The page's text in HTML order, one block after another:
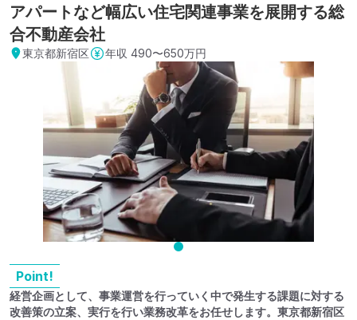
アパートなど幅広い住宅関連事業を展開する総
合不動産会社
東京都新宿区 年収 490〜650万円
Point!
経営企画として、事業運営を行っていく中で発生する課題に対する
改善策の立案、実行を行い業務改革をお任せします。東京都新宿区